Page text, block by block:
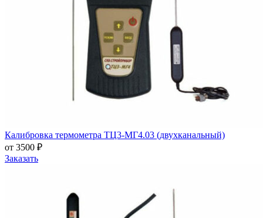
Калибровка термометра ТЦ3-МГ4.03 (двухканальный)
от 3500 ₽
Заказать